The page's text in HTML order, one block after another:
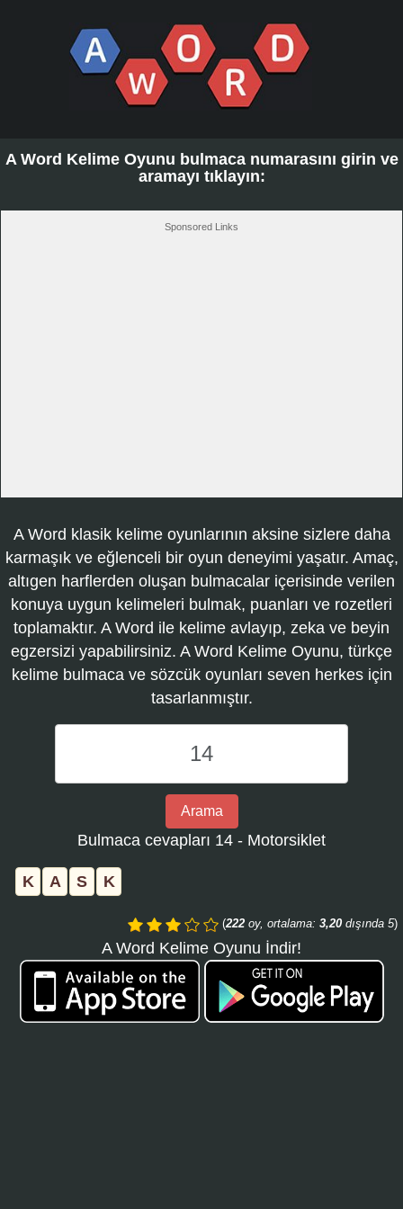
A Word Kelime Oyunu bulmaca numarasını girin ve
aramayı tıklayın:
Sponsored Links
A Word klasik kelime oyunlarının aksine sizlere daha
karmaşık ve eğlenceli bir oyun deneyimi yaşatır. Amaç,
altıgen harflerden oluşan bulmacalar içerisinde verilen
konuya uygun kelimeleri bulmak, puanları ve rozetleri
toplamaktır. A Word ile kelime avlayıp, zeka ve beyin
egzersizi yapabilirsiniz. A Word Kelime Oyunu, türkçe
kelime bulmaca ve sözcük oyunları seven herkes için
tasarlanmıştır.
Word
Kelime
Oyunu
bulmaca
aramayı
tıklayın:
Arama
Bulmaca cevapları 14 - Motorsiklet
K A S K
(222 oy, ortalama: 3,20 dışında 5)
A Word Kelime Oyunu İndir!